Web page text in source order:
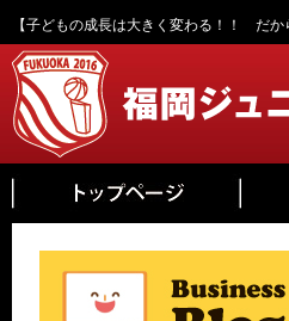
【子どもの成長は大きく変わる！！ だ